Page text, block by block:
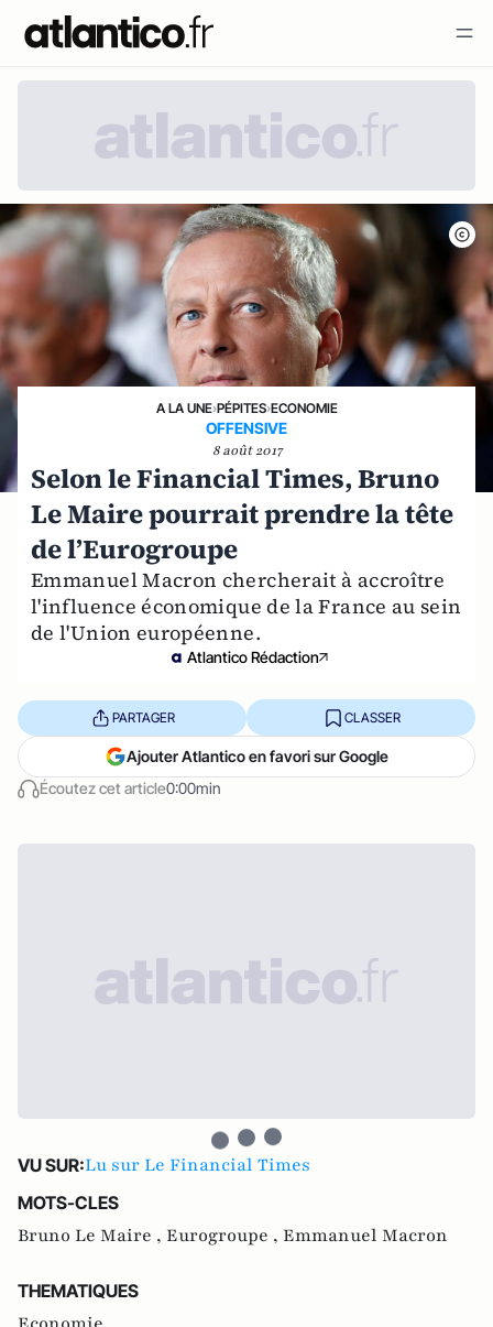
A LA UNE›PÉPITES›ECONOMIE
OFFENSIVE
8 août 2017
Selon le Financial Times, Bruno
Le Maire pourrait prendre la tête
de l’Eurogroupe
Emmanuel Macron chercherait à accroître
l'influence économique de la France au sein
de l'Union européenne.
Atlantico Rédaction
Écoutez cet article0:00min
PARTAGER CLASSER
Ajouter Atlantico en favori sur Google
VU SUR:Lu sur Le Financial Times
MOTS-CLES
Bruno Le Maire , Eurogroupe , Emmanuel Macron
THEMATIQUES